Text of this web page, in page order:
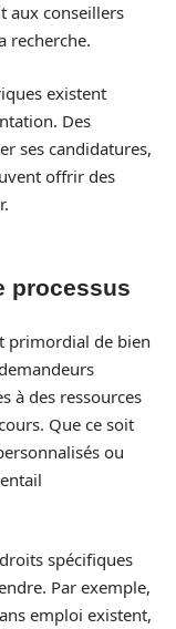
aux conseillers
recherche.
existent
Des
ses candidatures,
offrir des
processus
primordial de bien
à des ressources
Que ce soit
ou
spécifiques
Par exemple,
emploi existent,